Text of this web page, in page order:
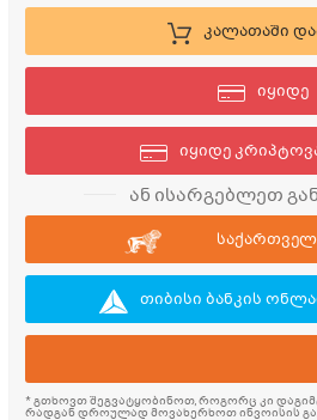
კალათაში
იყიდე
იყიდე
ან ისარგებლეთ
თიბისი ბანკის
* გთხოვთ შეგვატყობინოთ, როგორც კი
რადგან დროულად მოვახერხოთ ინვოისის